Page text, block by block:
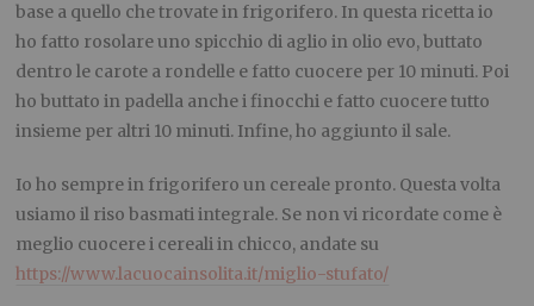
base a quello che trovate in frigorifero. In questa ricetta io
ho fatto rosolare uno spicchio di aglio in olio evo, buttato
dentro le carote a rondelle e fatto cuocere per 10 minuti. Poi
ho buttato in padella anche i finocchi e fatto cuocere tutto
insieme per altri 10 minuti. Infine, ho aggiunto il sale.
Io ho sempre in frigorifero un cereale pronto. Questa volta
usiamo il riso basmati integrale. Se non vi ricordate come è
meglio cuocere i cereali in chicco, andate su
https://www.lacuocainsolita.it/miglio-stufato/